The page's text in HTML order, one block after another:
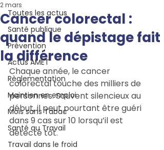
Toutes les actus
Santé publique
Prévention
Actus AMET
Règlementation
Maintien en emploi
Mois sans Tabac
Santé au Travail
Travail dans le froid
Cancer colorectal :
quand le dépistage fait
la différence
2 mars
Chaque année, le cancer
colorectal touche des milliers de
personnes. Souvent silencieux au
début, il peut pourtant être guéri
dans 9 cas sur 10 lorsqu’il est
détecté tôt.